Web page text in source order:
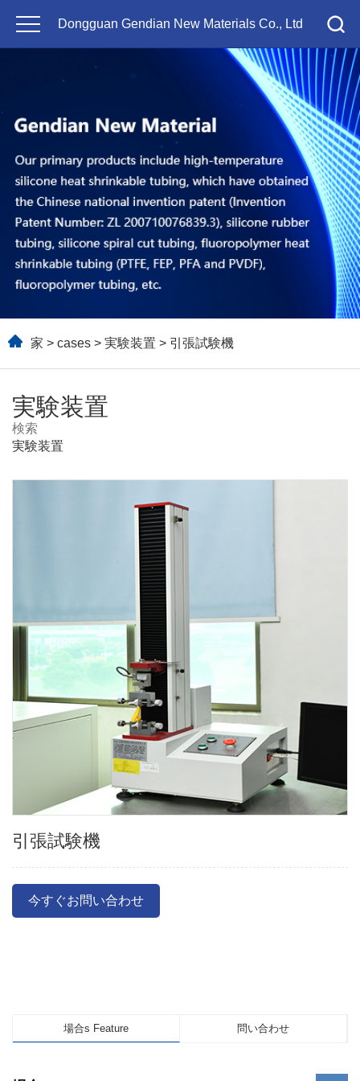
Dongguan Gendian New Materials Co., Ltd
家 > cases > 実験装置 > 引張試験機
実験装置
実験装置
引張試験機
今すぐお問い合わせ
場合s Feature 問い合わせ